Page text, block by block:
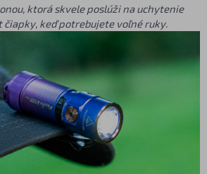
ktorá skvele poslúži na uchytenie
čiapky, keď potrebujete voľné ruky.